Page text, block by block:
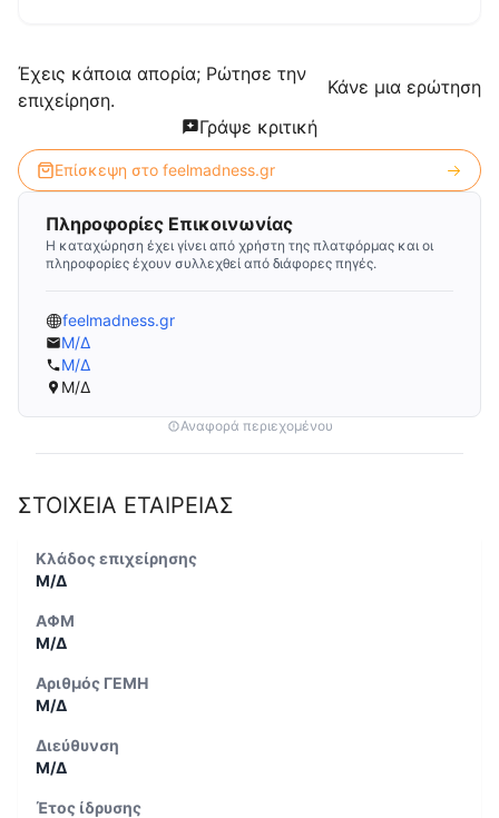
Έχεις κάποια απορία; Ρώτησε την
επιχείρηση.
Κάνε μια ερώτηση
Γράψε κριτική
Επίσκεψη στο feelmadness.gr
Πληροφορίες Επικοινωνίας
Η καταχώρηση έχει γίνει από χρήστη της πλατφόρμας και οι
πληροφορίες έχουν συλλεχθεί από διάφορες πηγές.
feelmadness.gr
Μ/Δ
Μ/Δ
Μ/Δ
Αναφορά περιεχομένου
ΣΤΟΙΧΕΙΑ ΕΤΑΙΡΕΙΑΣ
Κλάδος επιχείρησης
Μ/Δ
ΑΦΜ
Μ/Δ
Αριθμός ΓΕΜΗ
Μ/Δ
Διεύθυνση
Μ/Δ
Έτος ίδρυσης